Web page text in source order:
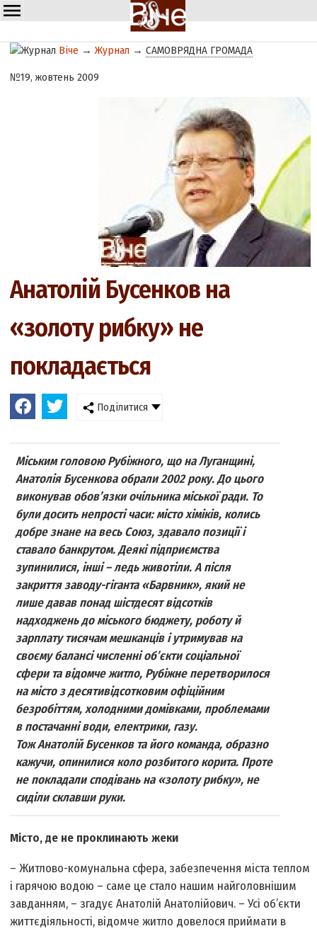
Віче →Журнал →САМОВРЯДНА ГРОМАДА
№19, жовтень 2009
Анатолій Бусенков на
«золоту рибку» не
покладається
Поділитися
Міським головою Рубіжного, що на Луганщині,
Анатолія Бусенкова обрали 2002 року. До цього
виконував обов’язки очільника міської ради. То
були досить непрості часи: місто хіміків, колись
добре знане на весь Союз, здавало позиції і
ставало банкрутом. Деякі підприємства
зупинилися, інші – ледь животіли. А після
закриття заводу-гіганта «Барвник», який не
лише давав понад шістдесят відсотків
надходжень до міського бюджету, роботу й
зарплату тисячам мешканців і утримував на
своєму балансі численні об’єкти соціальної
сфери та відомче житло, Рубіжне перетворилося
на місто з десятивідсотковим офіційним
безробіттям, холодними домівками, проблемами
в постачанні води, електрики, газу.
Тож Анатолій Бусенков та його команда, образно
кажучи, опинилися коло розбитого корита. Проте
не покладали сподівань на «золоту рибку», не
сиділи склавши руки.
Місто, де не проклинають жеки
– Житлово-комунальна сфера, забезпечення міста теплом
і гарячою водою – саме це стало нашим найголовнішим
завданням, – згадує Анатолій Анатолійович. – Усі об’єкти
життєдіяльності, відомче житло довелося приймати в